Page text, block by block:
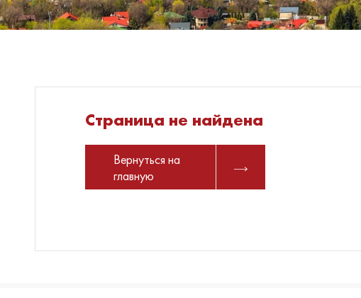
Страница не найдена
Вернуться на
главную